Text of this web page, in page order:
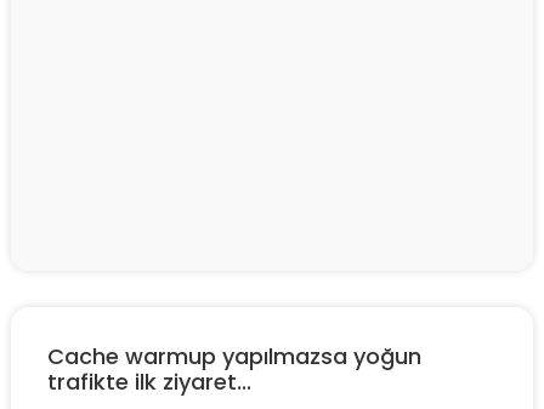
Cache warmup yapılmazsa yoğun
trafikte ilk ziyaret...